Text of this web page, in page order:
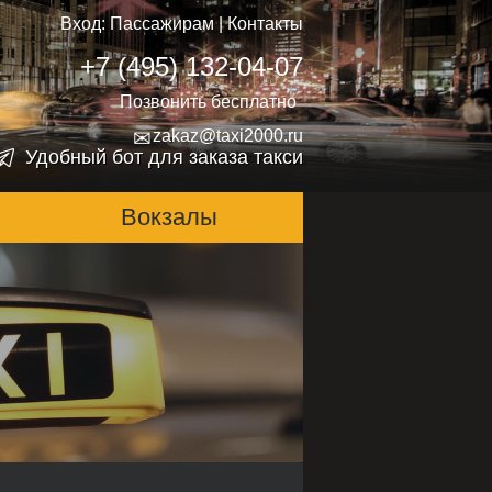
Вход: Пассажирам|Контакты
+7 (495) 132-04-07
Позвонить бесплатно
✉zakaz@taxi2000.ru
Удобный бот для заказа такси
Вокзалы